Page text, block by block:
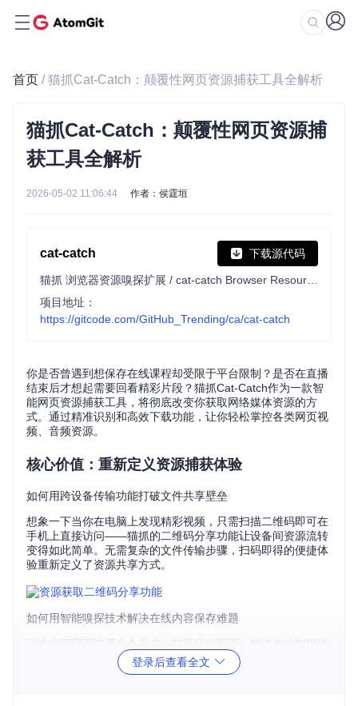
首页 / 猫抓Cat-Catch：颠覆性网页资源捕获工具全解析
猫抓Cat-Catch：颠覆性网页资源捕
获工具全解析
2026-05-02 11:06:44 作者：侯霆垣
cat-catch 下载源代码
项目地址：
https://gitcode.com/GitHub_Trending/ca/cat-catch
你是否曾遇到想保存在线课程却受限于平台限制？是否在直播
结束后才想起需要回看精彩片段？猫抓Cat-Catch作为一款智
能网页资源捕获工具，将彻底改变你获取网络媒体资源的方
式。通过精准识别和高效下载功能，让你轻松掌控各类网页视
频、音频资源。
核心价值：重新定义资源捕获体验
如何用跨设备传输功能打破文件共享壁垒
想象一下当你在电脑上发现精彩视频，只需扫描二维码即可在
手机上直接访问——猫抓的二维码分享功能让设备间资源流转
变得如此简单。无需复杂的文件传输步骤，扫码即得的便捷体
验重新定义了资源共享方式。
如何用智能嗅探技术解决在线内容保存难题
体资源，一键选择下载。无论是加密课程视频还是动态加载的
流媒体，核心引擎探秘：catch-script/catch.js都能穿透技术限
登录后查看全文